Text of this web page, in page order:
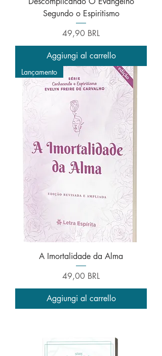
Segundo o Espiritismo
Prezzo
49,90 BRL
Aggiungi al carrello
Lançamento
A Imortalidade da Alma
Prezzo
49,00 BRL
Aggiungi al carrello